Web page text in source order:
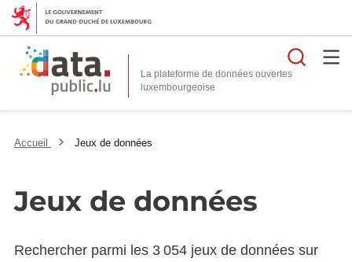
La plateforme de données ouvertes
Accueil Jeux de données
Jeux de données
Rechercher parmi les 3 054 jeux de données sur